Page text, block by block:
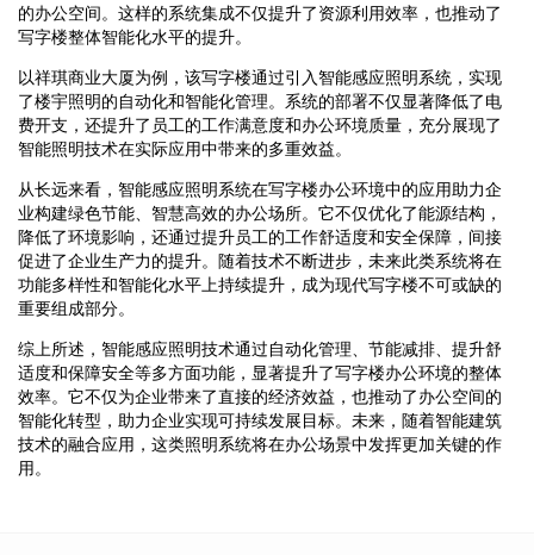
的办公空间。这样的系统集成不仅提升了资源利用效率，也推动了
写字楼整体智能化水平的提升。
以祥琪商业大厦为例，该写字楼通过引入智能感应照明系统，实现
了楼宇照明的自动化和智能化管理。系统的部署不仅显著降低了电
费开支，还提升了员工的工作满意度和办公环境质量，充分展现了
智能照明技术在实际应用中带来的多重效益。
从长远来看，智能感应照明系统在写字楼办公环境中的应用助力企
业构建绿色节能、智慧高效的办公场所。它不仅优化了能源结构，
降低了环境影响，还通过提升员工的工作舒适度和安全保障，间接
促进了企业生产力的提升。随着技术不断进步，未来此类系统将在
功能多样性和智能化水平上持续提升，成为现代写字楼不可或缺的
重要组成部分。
综上所述，智能感应照明技术通过自动化管理、节能减排、提升舒
适度和保障安全等多方面功能，显著提升了写字楼办公环境的整体
效率。它不仅为企业带来了直接的经济效益，也推动了办公空间的
智能化转型，助力企业实现可持续发展目标。未来，随着智能建筑
技术的融合应用，这类照明系统将在办公场景中发挥更加关键的作
用。